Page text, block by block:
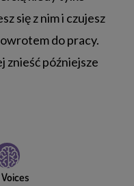
się z nim i czujesz
do pracy.
znieść późniejsze